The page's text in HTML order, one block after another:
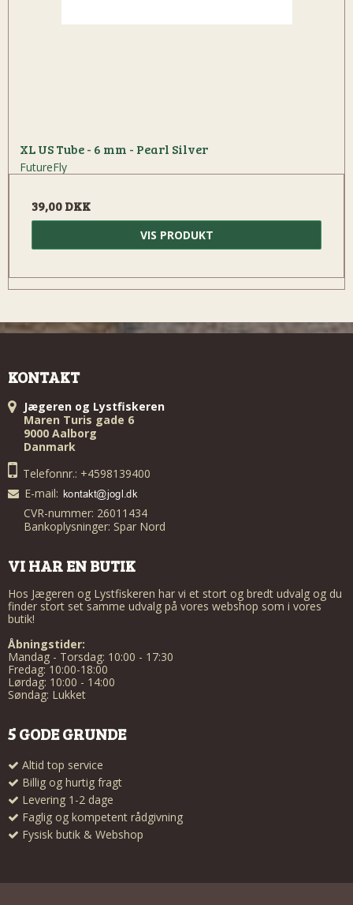
XL US Tube - 6 mm - Pearl Silver
FutureFly
39,00 DKK
VIS PRODUKT
KONTAKT
Jægeren og Lystfiskeren
Maren Turis gade 6
9000 Aalborg
Danmark
Telefonnr.: +4598139400
E-mail:
CVR-nummer: 26011434
Bankoplysninger: Spar Nord
VI HAR EN BUTIK
Hos Jægeren og Lystfiskeren har vi et stort og bredt udvalg og du
finder stort set samme udvalg på vores webshop som i vores
butik!
Åbningstider:
Mandag - Torsdag: 10:00 - 17:30
Fredag: 10:00-18:00
Lørdag: 10:00 - 14:00
Søndag: Lukket
5 GODE GRUNDE
Altid top service
Billig og hurtig fragt
Levering 1-2 dage
Faglig og kompetent rådgivning
Fysisk butik & Webshop